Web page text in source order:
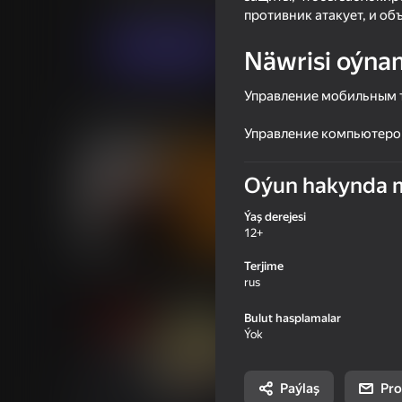
haoda games
CS - DeathMatch
39
противник атакует, и
Näwrisi
Управление мобильным
Управление
Oýun hakynda
Ýaş derejesi
12+
Terjime
rus
Bulut hasplamalar
Ýok
Paýlaş